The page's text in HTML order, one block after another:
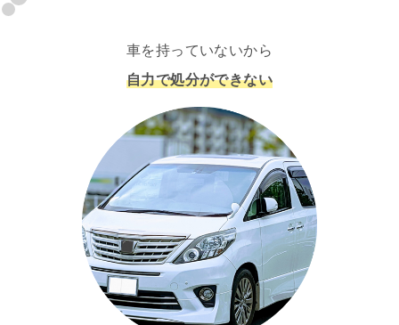
車を持っていないから
自力で処分ができない